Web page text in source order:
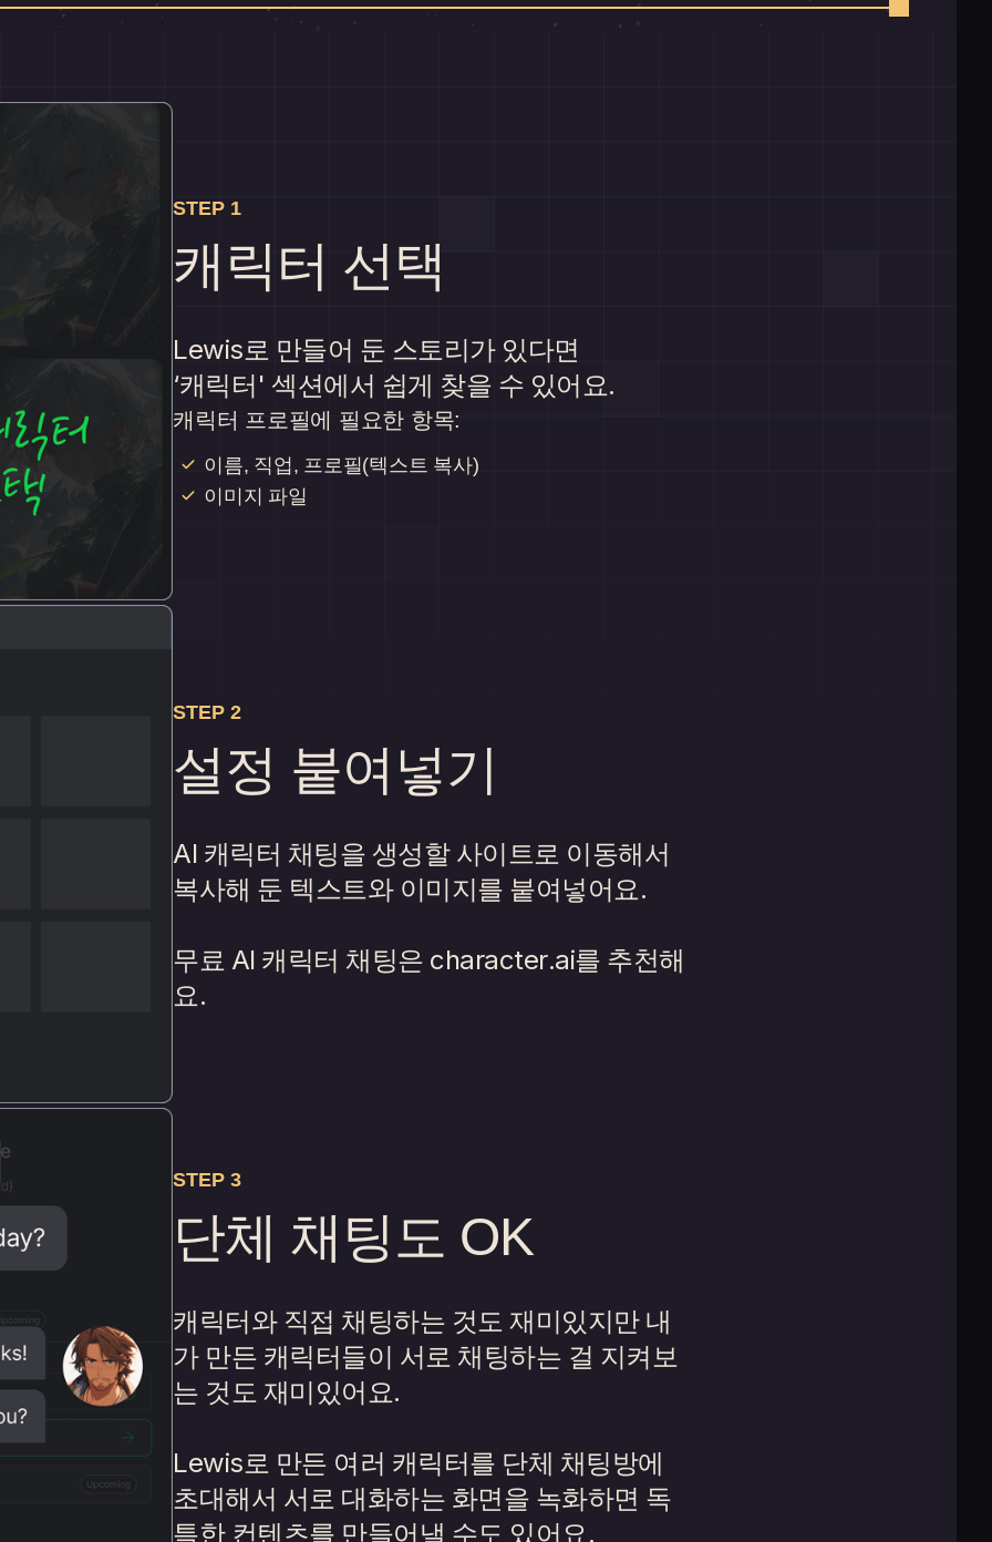
STEP 1
캐릭터 선택
Lewis로 만들어 둔 스토리가 있다면
‘캐릭터' 섹션에서 쉽게 찾을 수 있어요.
캐릭터 프로필에 필요한 항목:
이름, 직업, 프로필(텍스트 복사)
이미지 파일
STEP 2
설정 붙여넣기
AI 캐릭터 채팅을 생성할 사이트로 이동해서
복사해 둔 텍스트와 이미지를 붙여넣어요.
무료 AI 캐릭터 채팅은 character.ai를 추천해
요.
STEP 3
단체 채팅도 OK
캐릭터와 직접 채팅하는 것도 재미있지만 내
가 만든 캐릭터들이 서로 채팅하는 걸 지켜보
는 것도 재미있어요.
Lewis로 만든 여러 캐릭터를 단체 채팅방에
초대해서 서로 대화하는 화면을 녹화하면 독
특한 컨텐츠를 만들어낼 수도 있어요.